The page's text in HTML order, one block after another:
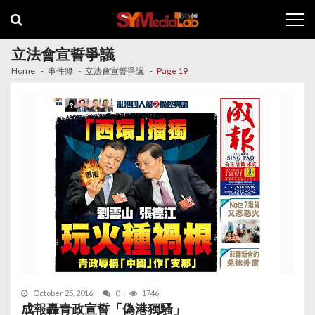
navigation
content
立法會宣誓爭議
Home 事件簿 立法會宣誓爭議 Page 19
October 25, 2016 0 1746
成報轟青政宣誓「偽港獨騷」